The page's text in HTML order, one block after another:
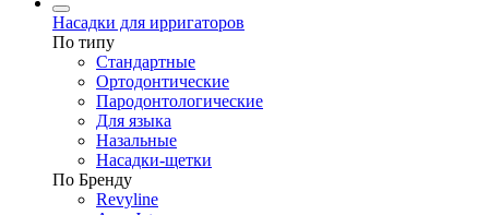
Насадки для ирригаторов
По типу
Стандартные
Ортодонтические
Пародонтологические
Для языка
Назальные
Насадки-щетки
По Бренду
Revyline